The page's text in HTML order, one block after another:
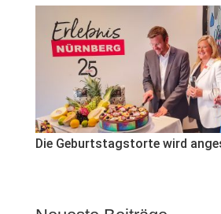
Die Geburtstagstorte wird